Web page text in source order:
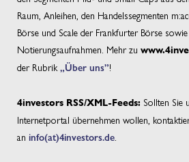
Raum, Anleihen, den Handelssegmenten
Börse und Scale der Frankfurter Börse
Notierungsaufnahmen. Mehr zu
der Rubrik„Über uns”!
4investors RSS/XML-Feeds: Sollten Sie
Internetportal übernehmen wollen,
an info(at)4investors.de.